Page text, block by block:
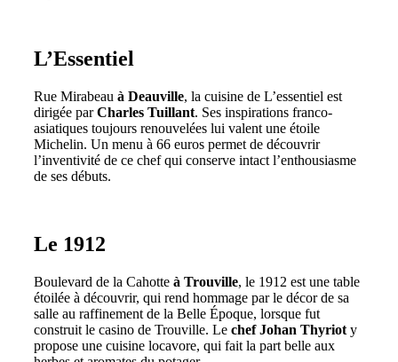
L’Essentiel
Rue Mirabeau à Deauville, la cuisine de L’essentiel est
dirigée parCharles Tuillant. Ses inspirations franco-
asiatiques toujours renouvelées lui valent une étoile
Michelin. Un menu à 66 euros permet de découvrir
l’inventivité de ce chef qui conserve intact l’enthousiasme
de ses débuts.
Le 1912
Boulevard de la Cahotte à Trouville, le 1912 est une table
étoilée à découvrir, qui rend hommage par le décor de sa
salle au raffinement de la Belle Époque, lorsque fut
construit le casino de Trouville. Le chef Johan Thyriot y
propose une cuisine locavore, qui fait la part belle aux